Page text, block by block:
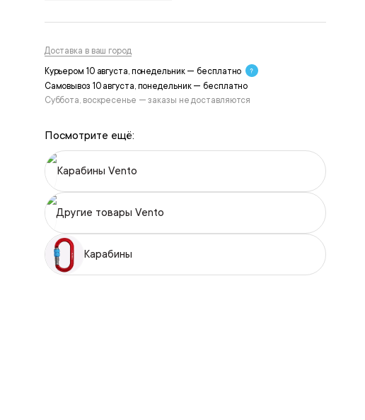
Доставка в ваш город
Курьером 10 августа, понедельник — бесплатно
Самовывоз 10 августа, понедельник — бесплатно
Суббота, воскресенье — заказы не доставляются
Посмотрите ещё:
Карабины Vento
Другие товары Vento
Карабины